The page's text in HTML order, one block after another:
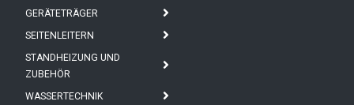
GERÄTETRÄGER
SEITENLEITERN
STANDHEIZUNG UND
ZUBEHÖR
WASSERTECHNIK